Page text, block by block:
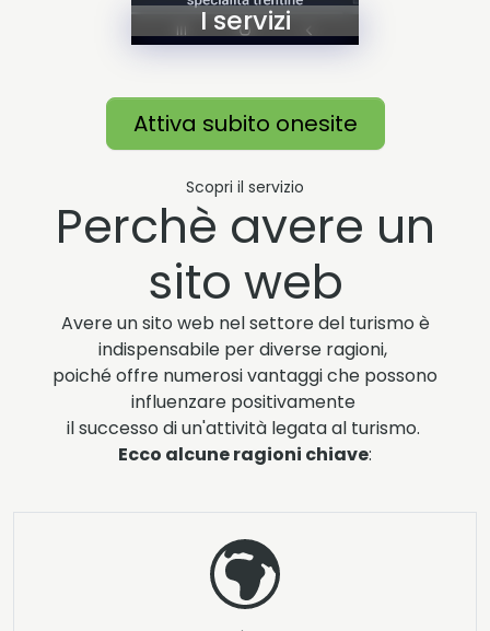
I servizi
Attiva subito onesite
Scopri il servizio
Perchè avere un
sito web
Avere un sito web nel settore del turismo è
indispensabile per diverse ragioni,
poiché offre numerosi vantaggi che possono
influenzare positivamente
il successo di un'attività legata al turismo.
Ecco alcune ragioni chiave: